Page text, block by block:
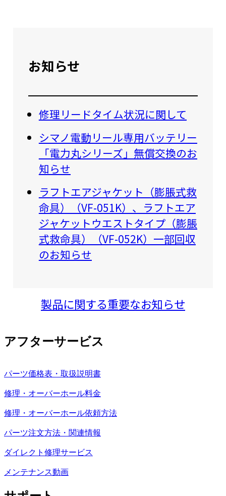
お知らせ
修理リードタイム状況に関して
シマノ電動リール専用バッテリー
「電力丸シリーズ」無償交換のお
知らせ
ラフトエアジャケット（膨脹式救
命具）（VF-051K）、ラフトエア
ジャケットウエストタイプ（膨脹
式救命具）（VF-052K）一部回収
のお知らせ
製品に関する重要なお知らせ
アフターサービス
パーツ価格表・取扱説明書
修理・オーバーホール料金
修理・オーバーホール依頼方法
パーツ注文方法・関連情報
ダイレクト修理サービス
メンテナンス動画